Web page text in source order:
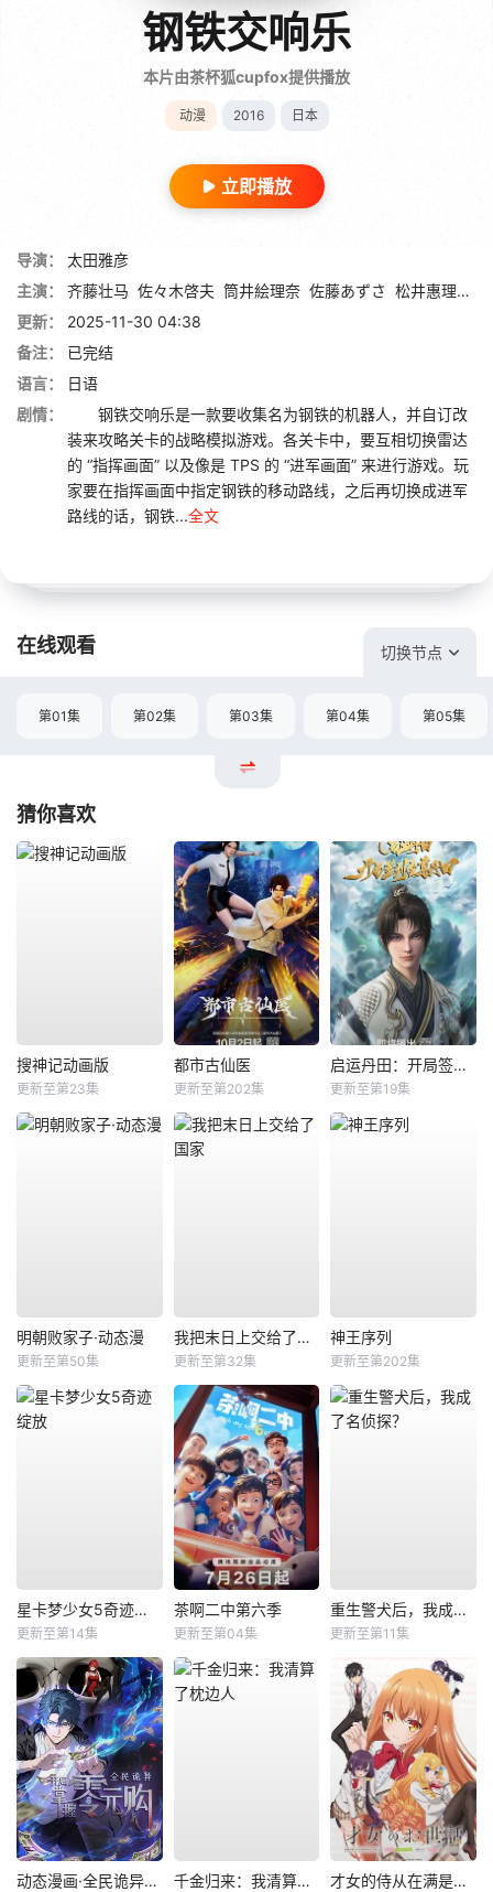
钢铁交响乐
本片由茶杯狐cupfox提供播放
动漫 2016 日本
立即播放
导演：
太田雅彦
主演：
齐藤壮马 佐々木啓夫 筒井絵理奈 佐藤あずさ 松井惠理子
更新：
2025-11-30 04:38
备注：
已完结
语言：
日语
剧情：
钢铁交响乐是一款要收集名为钢铁的机器人，并自订改
装来攻略关卡的战略模拟游戏。各关卡中，要互相切换雷达
的 “指挥画面” 以及像是 TPS 的 “进军画面” 来进行游戏。玩
家要在指挥画面中指定钢铁的移动路线，之后再切换成进军
路线的话，钢铁...全文
在线观看 切换节点
第01集 第02集 第03集 第04集 第05集
猜你喜欢
搜神记动画版
更新至第23集
都市古仙医
更新至第202集
启运丹田：开局签到至尊丹田
更新至第19集
明朝败家子·动态漫
更新至第50集
我把末日上交给了国家
更新至第32集
神王序列
更新至第202集
星卡梦少女5奇迹绽放
更新至第14集
茶啊二中第六季
更新至第04集
重生警犬后，我成了名侦探？
更新至第11集
动态漫画·全民诡异：开局掌握零元购 千金归来：我清算了枕边人 才女的侍从在满是高岭之花的贵族学校暗中照顾（毫无生活自理能力的）学院第一大小姐